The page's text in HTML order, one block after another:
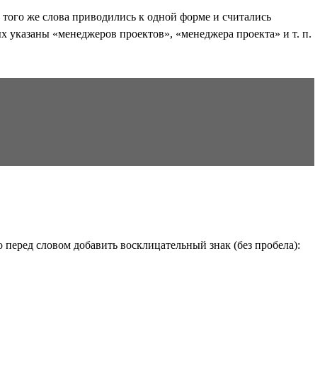
же слова приводились к одной форме и считались
указаны «менеджеров проектов», «менеджера проекта» и т. п.
словом добавить восклицательный знак (без пробела):